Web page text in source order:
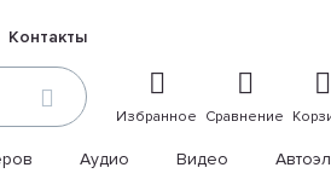
Контакты
Избранное Сравнение
Аудио Видео